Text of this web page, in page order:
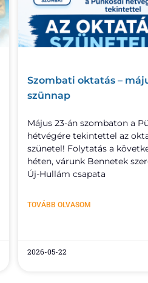
Szombati oktatás –
szünnap
Május 23-án szombaton a
hétvégére tekintettel az
szünetel! Folytatás a
héten, várunk Bennetek
Új-Hullám csapata
TOVÁBB OLVASOM
2026-05-22